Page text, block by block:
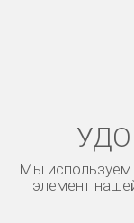
Мы используем
элемент